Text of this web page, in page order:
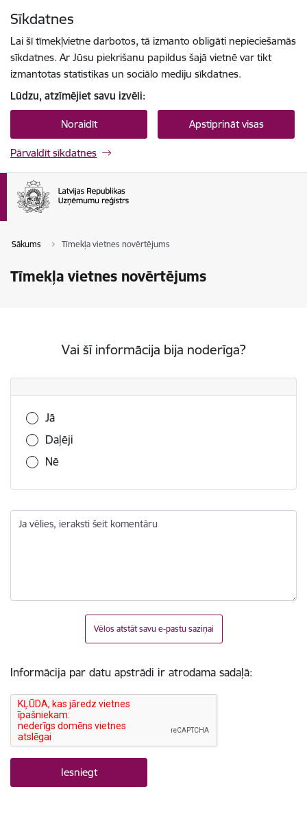
Sīkdatnes
Lai šī tīmekļvietne darbotos, tā izmanto obligāti nepieciešamās
sīkdatnes. Ar Jūsu piekrišanu papildus šajā vietnē var tikt
izmantotas statistikas un sociālo mediju sīkdatnes.
Lūdzu, atzīmējiet savu izvēli:
Noraidīt Apstiprināt visas
Pārvaldīt sīkdatnes
Sākums Tīmekļa vietnes novērtējums
Tīmekļa vietnes novērtējums
Vai šī informācija bija noderīga?
Vai šī informācija bija noderīga?
Jā
Daļēji
Nē
Ja vēlies, ieraksti šeit komentāru
Vēlos atstāt savu e-pastu saziņai
Informācija par datu apstrādi ir atrodama sadaļā: